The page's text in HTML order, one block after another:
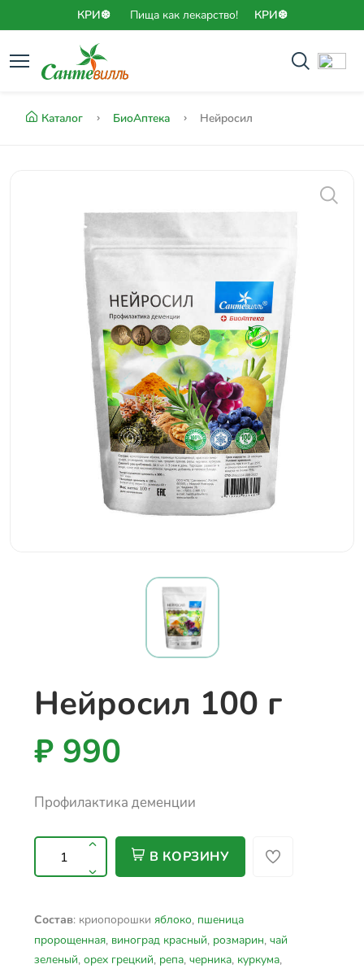
КРИ❆ Пища как лекарство! КРИ❆
Каталог БиоАптека Нейросил
Нейросил 100 г
₽ 990
Профилактика деменции
В КОРЗИНУ
Состав: криопорошки яблоко, пшеница
пророщенная, виноград красный, розмарин, чай
зеленый, орех грецкий, репа, черника, куркума,